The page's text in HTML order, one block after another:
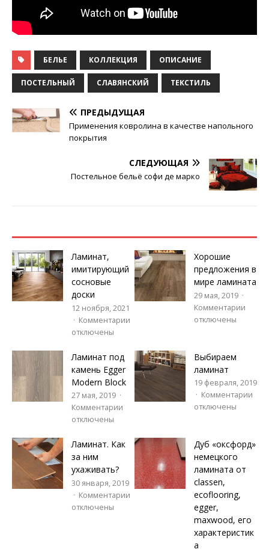
БЕЛЬЕ КОЛЛЕКЦИЯ ОПИСАНИЕ
ПОСТЕЛЬНЫЙ СЛАВЯНСКИЙ ТЕКСТИЛЬ
ПРЕДЫДУЩАЯ
Применения ковролина в качестве напольного
покрытия
СЛЕДУЮЩАЯ
Постельное бельё софи де марко
Ламинат,
имитирующий
сосновые
доски
12 ноября, 2021
Комментарии
отключены
Хорошие
предложения в
мире ламината
29 мая, 2019
Комментарии
отключены
Ламинат под
камень Egger
Modern Block
27 мая, 2019
Комментарии
отключены
Выбираем
ламинат
19 февраля, 2019
Комментарии
отключены
Ламинат. Как
за ним
ухаживать?
30 января, 2019
Комментарии
отключены
Дуб «оксфорд»
немецкого
ламината от
classen,
ecoflooring,
egger,
maxwood, его
характеристик
а